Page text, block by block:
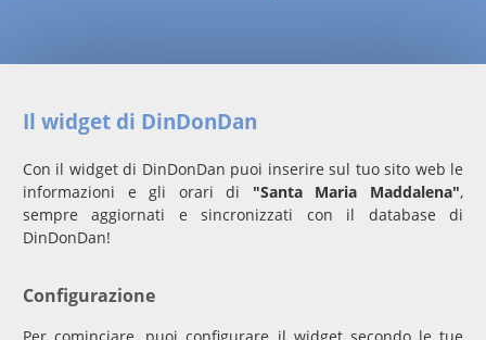
Il widget di DinDonDan
Con il widget di DinDonDan puoi inserire sul tuo sito web le
informazioni e gli orari di "Santa Maria Maddalena",
sempre aggiornati e sincronizzati con il database di
DinDonDan!
Configurazione
Per cominciare, puoi configurare il widget secondo le tue